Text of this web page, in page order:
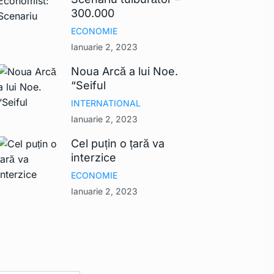
300.000
ECONOMIE
Ianuarie 2, 2023
Noua Arcă a lui Noe.
“Seiful
INTERNATIONAL
Ianuarie 2, 2023
Cel puțin o țară va
interzice
ECONOMIE
Ianuarie 2, 2023